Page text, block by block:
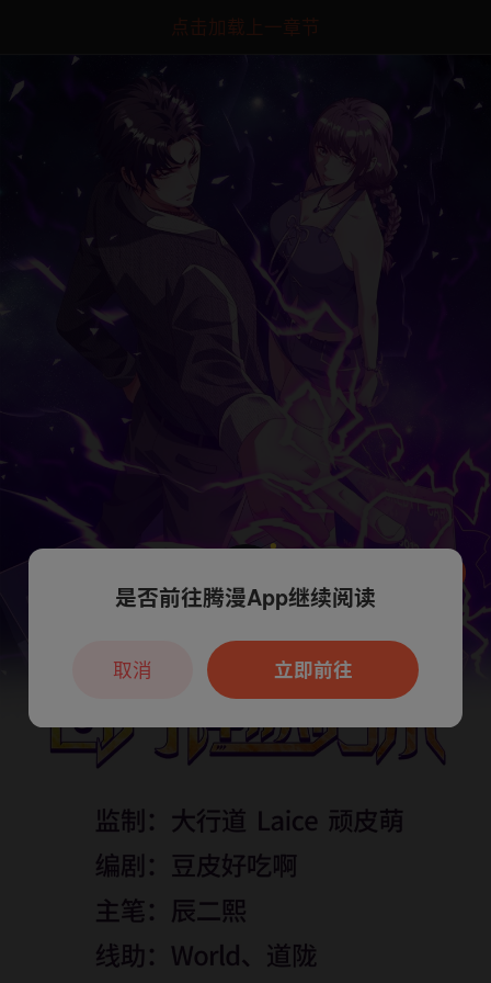
点击加载上一章节
本章节仅支持App阅读，可打开App新用
户7天免费看
是否前往腾漫App继续阅读
立即前往
取消